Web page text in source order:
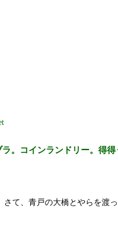
。コインランドリー。得得
さて、青戸の大橋とやらを渡っ